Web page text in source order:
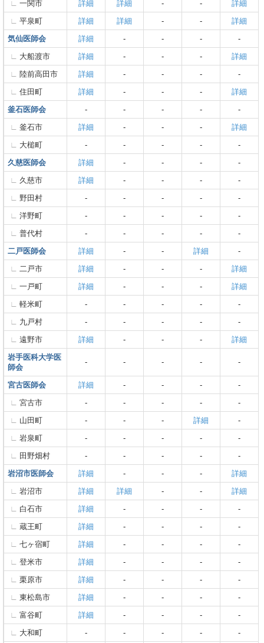
一関市 詳細 詳細 - -
詳細
平泉町
詳細 詳細 - -
詳細
気仙医師会
詳細 - - -
-
大船渡市
詳細 - - -
詳細
陸前高田市
詳細 - - -
-
住田町
詳細 - - -
詳細
釜石医師会
- - - -
-
釜石市
詳細 - - -
詳細
大槌町
- - - -
-
久慈医師会
詳細 - - -
-
久慈市
詳細 - - -
-
野田村
- - - -
-
洋野町
- - - -
-
普代村
- - - -
-
二戸医師会
詳細 - - 詳細
-
二戸市
詳細 - - -
詳細
一戸町
詳細 - - -
詳細
軽米町
- - - -
-
九戸村
- - - -
-
遠野市
詳細 - - -
詳細
岩手医科大学医
師会
- - - - -
宮古医師会 詳細 - - -
-
宮古市
- - - -
-
山田町
- - - 詳細
-
岩泉町
- - - -
-
田野畑村
- - - -
-
岩沼市医師会
詳細 - - -
詳細
岩沼市
詳細 詳細 - -
詳細
白石市
詳細 - - -
-
蔵王町
詳細 - - -
-
七ヶ宿町
詳細 - - -
-
登米市
詳細 - - -
-
栗原市
詳細 - - -
-
東松島市
詳細 - - -
-
富谷町
詳細 - - -
-
大和町
- - - -
-